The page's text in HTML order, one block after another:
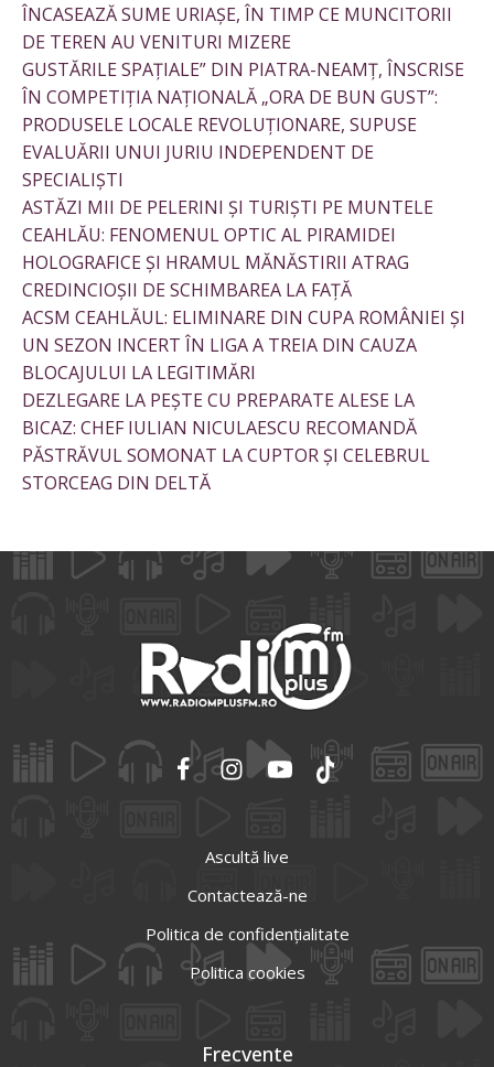
ÎNCASEAZĂ SUME URIAȘE, ÎN TIMP CE MUNCITORII
DE TEREN AU VENITURI MIZERE
GUSTĂRILE SPAȚIALE” DIN PIATRA-NEAMȚ, ÎNSCRISE
ÎN COMPETIȚIA NAȚIONALĂ „ORA DE BUN GUST”:
PRODUSELE LOCALE REVOLUȚIONARE, SUPUSE
EVALUĂRII UNUI JURIU INDEPENDENT DE
SPECIALIȘTI
ASTĂZI MII DE PELERINI ȘI TURIȘTI PE MUNTELE
CEAHLĂU: FENOMENUL OPTIC AL PIRAMIDEI
HOLOGRAFICE ȘI HRAMUL MĂNĂSTIRII ATRAG
CREDINCIOȘII DE SCHIMBAREA LA FAȚĂ
ACSM CEAHLĂUL: ELIMINARE DIN CUPA ROMÂNIEI ȘI
UN SEZON INCERT ÎN LIGA A TREIA DIN CAUZA
BLOCAJULUI LA LEGITIMĂRI
DEZLEGARE LA PEȘTE CU PREPARATE ALESE LA
BICAZ: CHEF IULIAN NICULAESCU RECOMANDĂ
PĂSTRĂVUL SOMONAT LA CUPTOR ȘI CELEBRUL
STORCEAG DIN DELTĂ
Ascultă live
Contactează-ne
Politica de confidențialitate
Politica cookies
Frecvente